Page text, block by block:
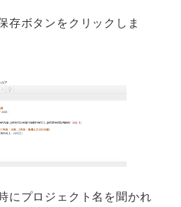
存ボタンをクリックしま
にプロジェクト名を聞かれ